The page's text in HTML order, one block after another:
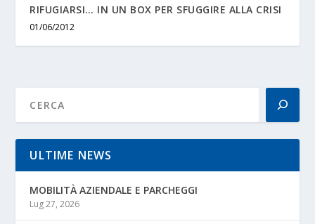
RIFUGIARSI… IN UN BOX PER SFUGGIRE ALLA CRISI
01/06/2012
ULTIME NEWS
MOBILITÀ AZIENDALE E PARCHEGGI
Lug 27, 2026